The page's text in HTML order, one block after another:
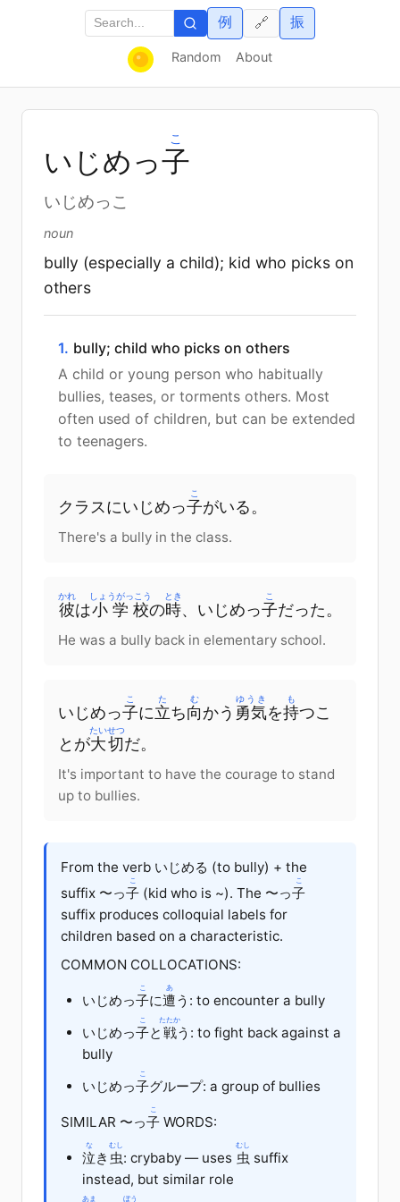
Random About
例 振
🔗
いじめっ子
こ
いじめっこ
noun
bully (especially a child); kid who picks on
others
1. bully; child who picks on others
A child or young person who habitually
bullies, teases, or torments others. Most
often used of children, but can be extended
to teenagers.
クラスにいじめっ子
こ
がいる。
There's a bully in the class.
彼
かれ
は小学校
しょうがっこう
の時
とき
、いじめっ子
こ
だった。
He was a bully back in elementary school.
いじめっ子
こ
に立
た
ち向
む
かう 勇気
ゆうき
を持
も
つこ
とが大切
たいせつ
だ。
It's important to have the courage to stand
up to bullies.
From the verb いじめる (to bully) + the
suffix 〜っ子
こ
(kid who is ~). The 〜っ子
こ
suffix produces colloquial labels for
children based on a characteristic.
COMMON COLLOCATIONS:
いじめっ子
こ
に遭
あ
う: to encounter a bully
いじめっ子
こ
と 戦
たたか
う: to fight back against a
bully
いじめっ子
こ
グループ: a group of bullies
SIMILAR 〜っ子
こ
WORDS:
泣
な
き 虫
むし
: crybaby — uses 虫
むし
suffix
instead, but similar role
あま ぼう